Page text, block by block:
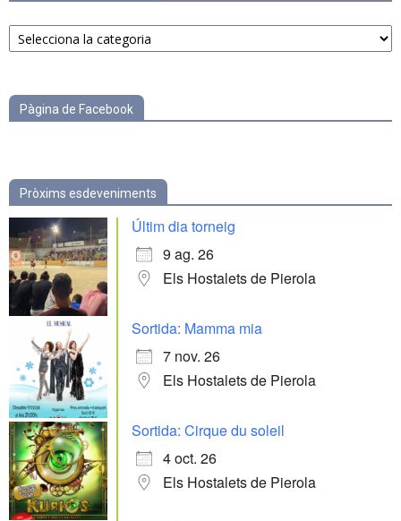
Notícies
per
Pàgina de Facebook
Pròxims esdeveniments
Últim dia torneig
9 ag. 26
Els Hostalets de Pierola
Sortida: Mamma mia
7 nov. 26
Els Hostalets de Pierola
Sortida: Cirque du soleil
4 oct. 26
Els Hostalets de Pierola